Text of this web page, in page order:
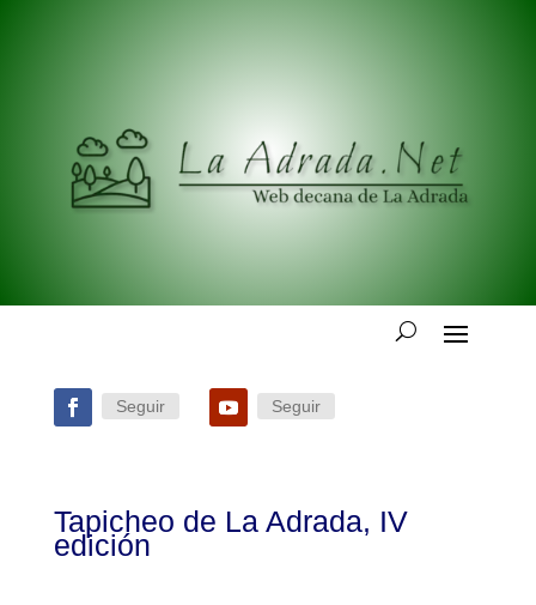
Seguir Seguir
Tapicheo de La Adrada, IV
edición